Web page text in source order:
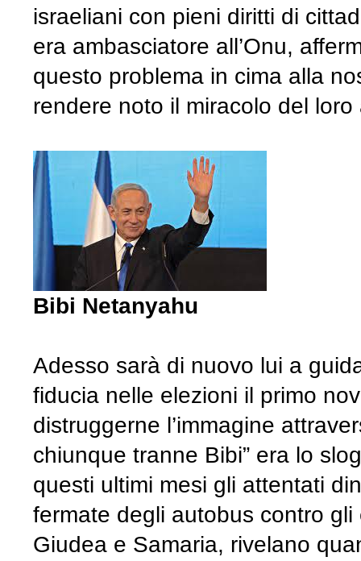
israeliani con pieni diritti di
era ambasciatore all’Onu,
questo problema in cima alla
rendere noto il miracolo del
Bibi Netanyahu
Adesso sarà di nuovo lui a
fiducia nelle elezioni il primo
distruggerne l’immagine
chiunque tranne Bibi” era lo
questi ultimi mesi gli attentati
fermate degli autobus contro
Giudea e Samaria, rivelano